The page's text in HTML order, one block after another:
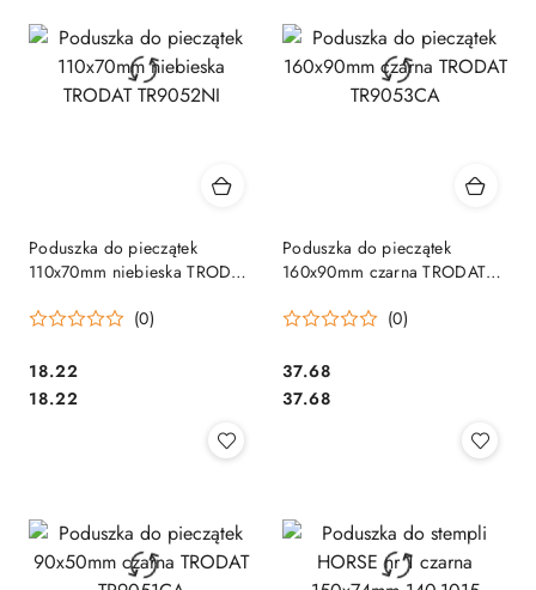
Poduszka do pieczątek
110x70mm niebieska TRODAT
(0)
Cena:
18.22
Cena:
18.22
Poduszka do pieczątek
160x90mm czarna TRODAT
(0)
Cena:
37.68
Cena:
37.68